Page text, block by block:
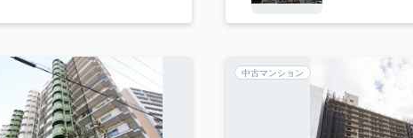
中古マンション